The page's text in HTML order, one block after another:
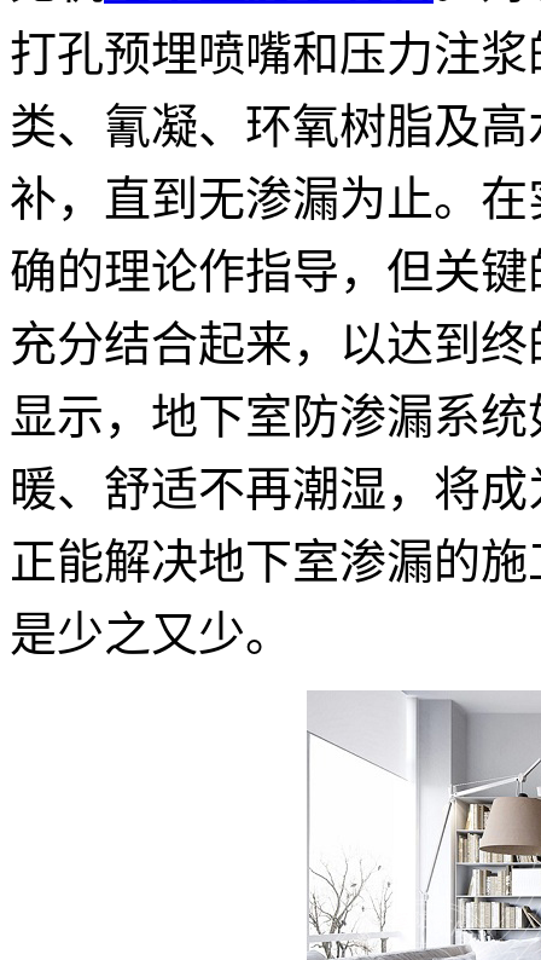
打孔预埋喷嘴和压力注
类、氰凝、环氧树脂及
补，直到无渗漏为止。
确的理论作指导，但关
充分结合起来，以达到
显示，地下室防渗漏系
暖、舒适不再潮湿，将
正能解决地下室渗漏的
是少之又少。